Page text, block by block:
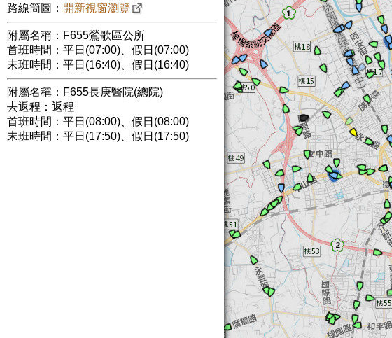
路線簡圖： 開新視窗瀏覽
附屬名稱：F655鶯歌區公所
首班時間：平日(07:00)、假日(07:00)
末班時間：平日(16:40)、假日(16:40)
附屬名稱：F655長庚醫院(總院)
去返程：返程
首班時間：平日(08:00)、假日(08:00)
末班時間：平日(17:50)、假日(17:50)